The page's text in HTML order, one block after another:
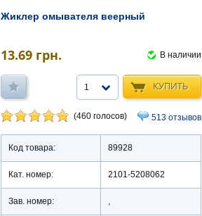
Жиклер омывателя веерный
13.69 грн. В наличии
КУПИТЬ
1
(460 голосов) 513 отзывов
Код товара: 89928
Кат. номер: 2101-5208062
Зав. номер: ,